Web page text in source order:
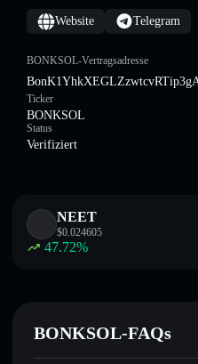
Website Telegram
BONKSOL-Vertragsadresse
Ticker
BONKSOL
Status
Verifiziert
NEET
$0.024605
47.72%
BONKSOL-FAQs